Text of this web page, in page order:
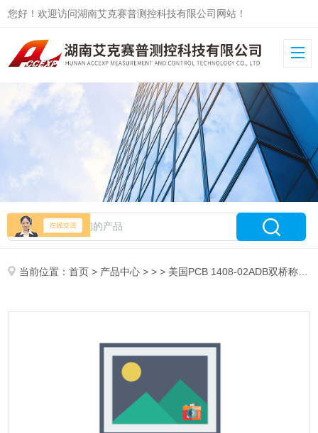
您好！欢迎访问湖南艾克赛普测控科技有限公司网站！
当前位置：首页 > 产品中心 > > > 美国PCB 1408-02ADB双桥称重传感器